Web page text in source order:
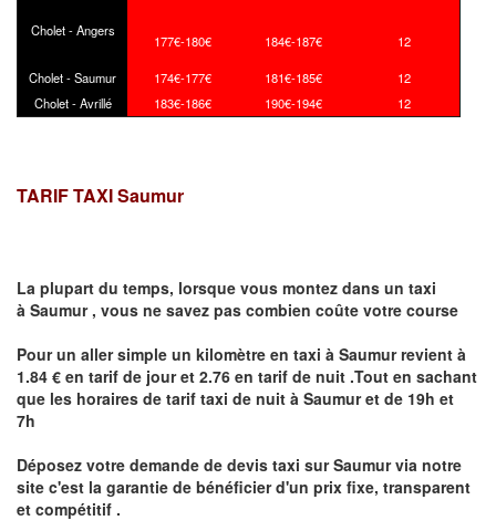
Cholet - Angers
177€-180€ 184€-187€ 12
Cholet - Saumur 174€-177€ 181€-185€
12
Cholet - Avrillé
183€-186€ 190€-194€ 12
TARIF TAXI Saumur
La plupart du temps, lorsque vous montez dans un taxi
à Saumur, vous ne savez pas combien coûte votre course
Pour un aller simple un kilomètre en taxi à Saumurrevient à
1.84 € en tarif de jour et 2.76 en tarif de nuit .Tout en sachant
que les horaires de tarif taxi de nuit à Saumuret de 19h et
7h
Déposez votre demande de devis taxi surSaumur via notre
site c'est la garantie de bénéficier d'un prix fixe, transparent
et compétitif .